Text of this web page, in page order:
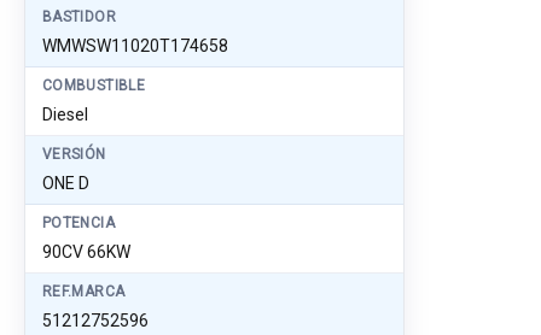
BASTIDOR
WMWSW11020T174658
COMBUSTIBLE
Diesel
VERSIÓN
ONE D
POTENCIA
90CV 66KW
REF.MARCA
51212752596